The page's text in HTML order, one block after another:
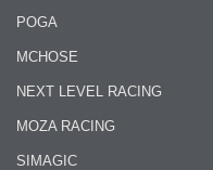
POGA
MCHOSE
NEXT LEVEL RACING
MOZA RACING
SIMAGIC